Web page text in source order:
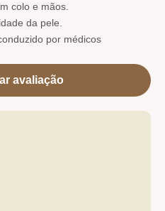
colo e mãos.
da pele.
por médicos
avaliação